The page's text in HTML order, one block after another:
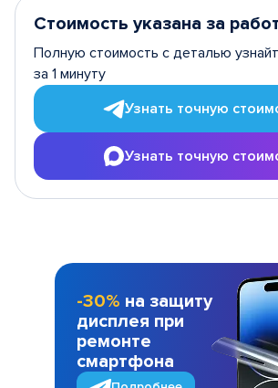
Стоимость указана за
Полную стоимость с деталью
за 1 минуту
Узнать точную
Узнать точную
-30% на защиту
дисплея при
ремонте
смартфона